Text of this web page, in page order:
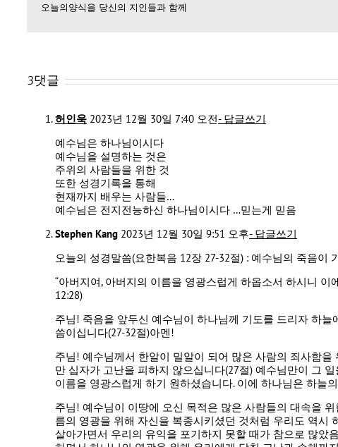
오늘의양식을 당신의 지인들과 함께
3댓글
허인욱 2023년 12월 30일 7:40 오전- 답글쓰기
예수님은 하나님이시다
예수님을 설명하는 것은
주위의 사람들을 위한 것
또한 성경기록을 통해
현재까지 배우는 사람들…
예수님은 전지전능하신 하나님이시다 …믿는게 믿음
Stephen Kang 2023년 12월 30일 9:51 오후- 답글쓰기
오늘의 성경말씀(요한복음 12장 27-32절) : 예수님의 죽음이
“아버지여, 아버지의 이름을 영광스럽게 하옵소서 하시니
12:28)
주님! 죽음을 앞두신 예수님이 하나님께 기도를 드리자 하
씀이십니다(27-32절)아멘!
주님! 예수님께서 한알이 밀알이 되어 많은 사람의 죄사함
만 십자가 고난을 피하지 않으십니다(27절) 예수님만이 그
이름을 영광스럽게 하기 원하셨습니다. 이에 하나님은 하늘
주님! 예수님이 이땅에 오신 목적은 많은 사람들의 대속을
름의 영광을 위해 자신을 복종시키셨던 것처럼 우리도 역시
살아가면서 우리의 유익을 포기하지 못할 때가 참으로 많았